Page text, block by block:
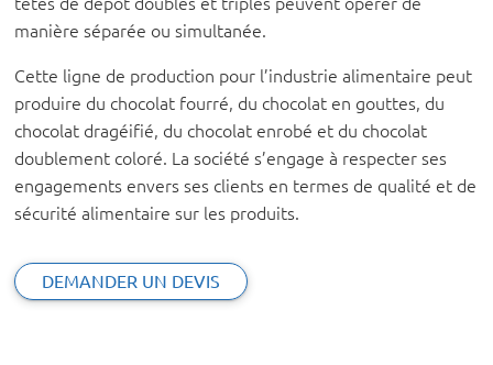
manière séparée ou simultanée.
Cette ligne de production pour l’industrie alimentaire peut
produire du chocolat fourré, du chocolat en gouttes, du
chocolat dragéifié, du chocolat enrobé et du chocolat
doublement coloré. La société s’engage à respecter ses
engagements envers ses clients en termes de qualité et de
sécurité alimentaire sur les produits.
DEMANDER UN DEVIS